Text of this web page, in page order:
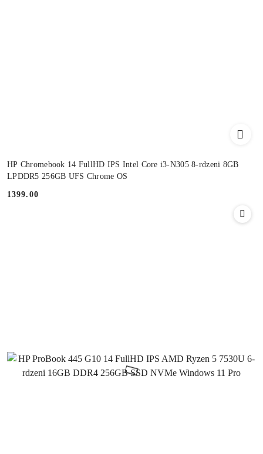
HP Chromebook 14 FullHD IPS Intel Core i3-N305 8-rdzeni 8GB
LPDDR5 256GB UFS Chrome OS
Cena:
1399.00